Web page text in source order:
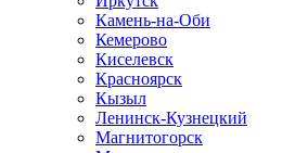
Камень-на-Оби
Кемерово
Киселевск
Красноярск
Кызыл
Ленинск-Кузнецкий
Магнитогорск